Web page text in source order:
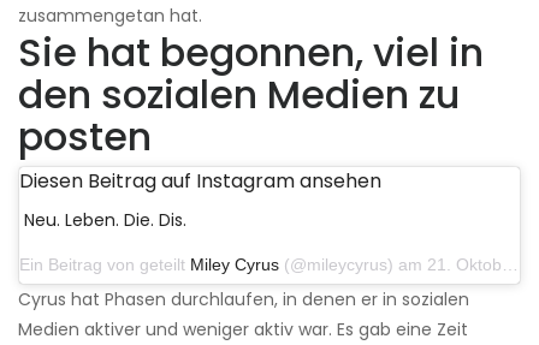
zusammengetan hat.
Sie hat begonnen, viel in
den sozialen Medien zu
posten
Diesen Beitrag auf Instagram ansehen
Neu. Leben. Die. Dis.
Ein Beitrag von geteilt Miley Cyrus (@mileycyrus) am 21. Oktober 2019 um 12:31 Uhr PDT
Cyrus hat Phasen durchlaufen, in denen er in sozialen
Medien aktiver und weniger aktiv war. Es gab eine Zeit